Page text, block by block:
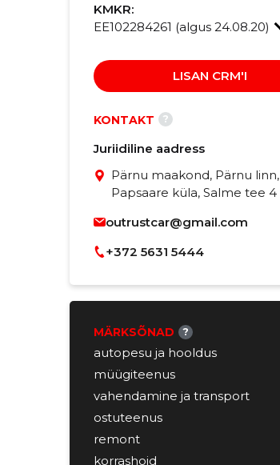
KMKR:
EE102284261 (algus 24.08.20)
LISAN CRM'I
KONTAKT ?
Juriidiline aadress
Pärnu maakond, Pärnu linn,
Papsaare küla, Salme tee 4
outrustcar@gmail.com
+372 5631 5444
MÄRKSÕNAD ?
autopesu ja hooldus
müügiteenus
vahendamine ja transport
ostuteenus
remont
korrashoid